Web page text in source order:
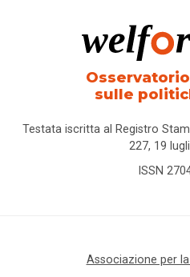
sulle
Testata iscritta al Registro
227, 19
ISSN
Associazione per